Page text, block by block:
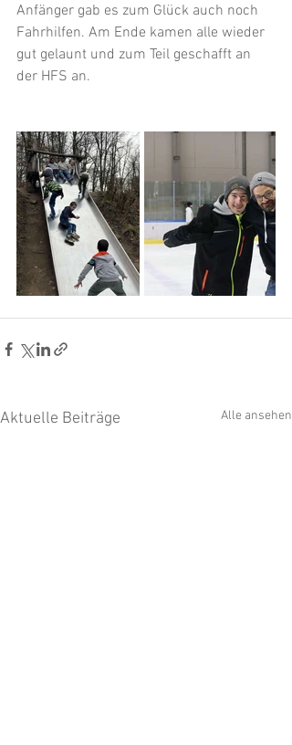
Anfänger gab es zum Glück auch noch
Fahrhilfen. Am Ende kamen alle wieder
gut gelaunt und zum Teil geschafft an
der HFS an.
Aktuelle Beiträge Alle ansehen